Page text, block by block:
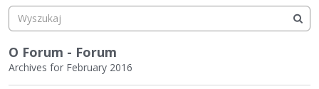
e
m
e
n
Kategorie
Dyskusje
Aktywność
O Forum - Forum
Archives for February 2016